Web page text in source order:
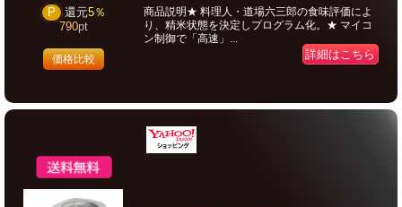
P 還元5％
790pt
価格比較
商品説明★ 料理人・道場六三郎の食味評価によ
り、精米状態を決定しプログラム化。★ マイコ
ン制御で「高速」...
詳細はこちら